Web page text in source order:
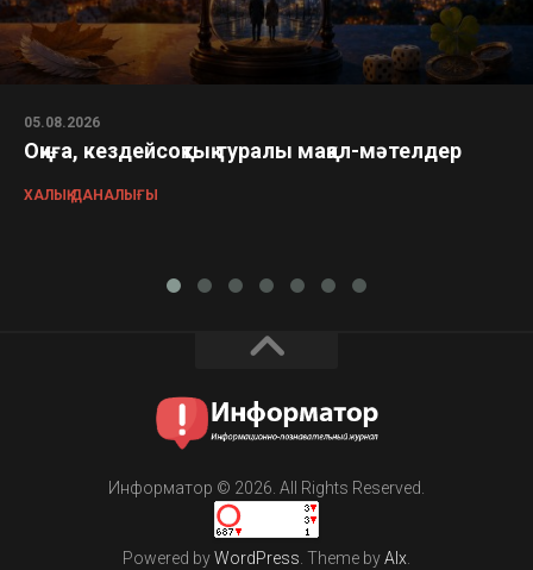
05.08.2026
Оқиға, кездейсоқтық туралы мақал-мәтелдер
ХАЛЫҚ ДАНАЛЫҒЫ
Информатор © 2026. All Rights Reserved.
Powered byWordPress. Theme byAlx.